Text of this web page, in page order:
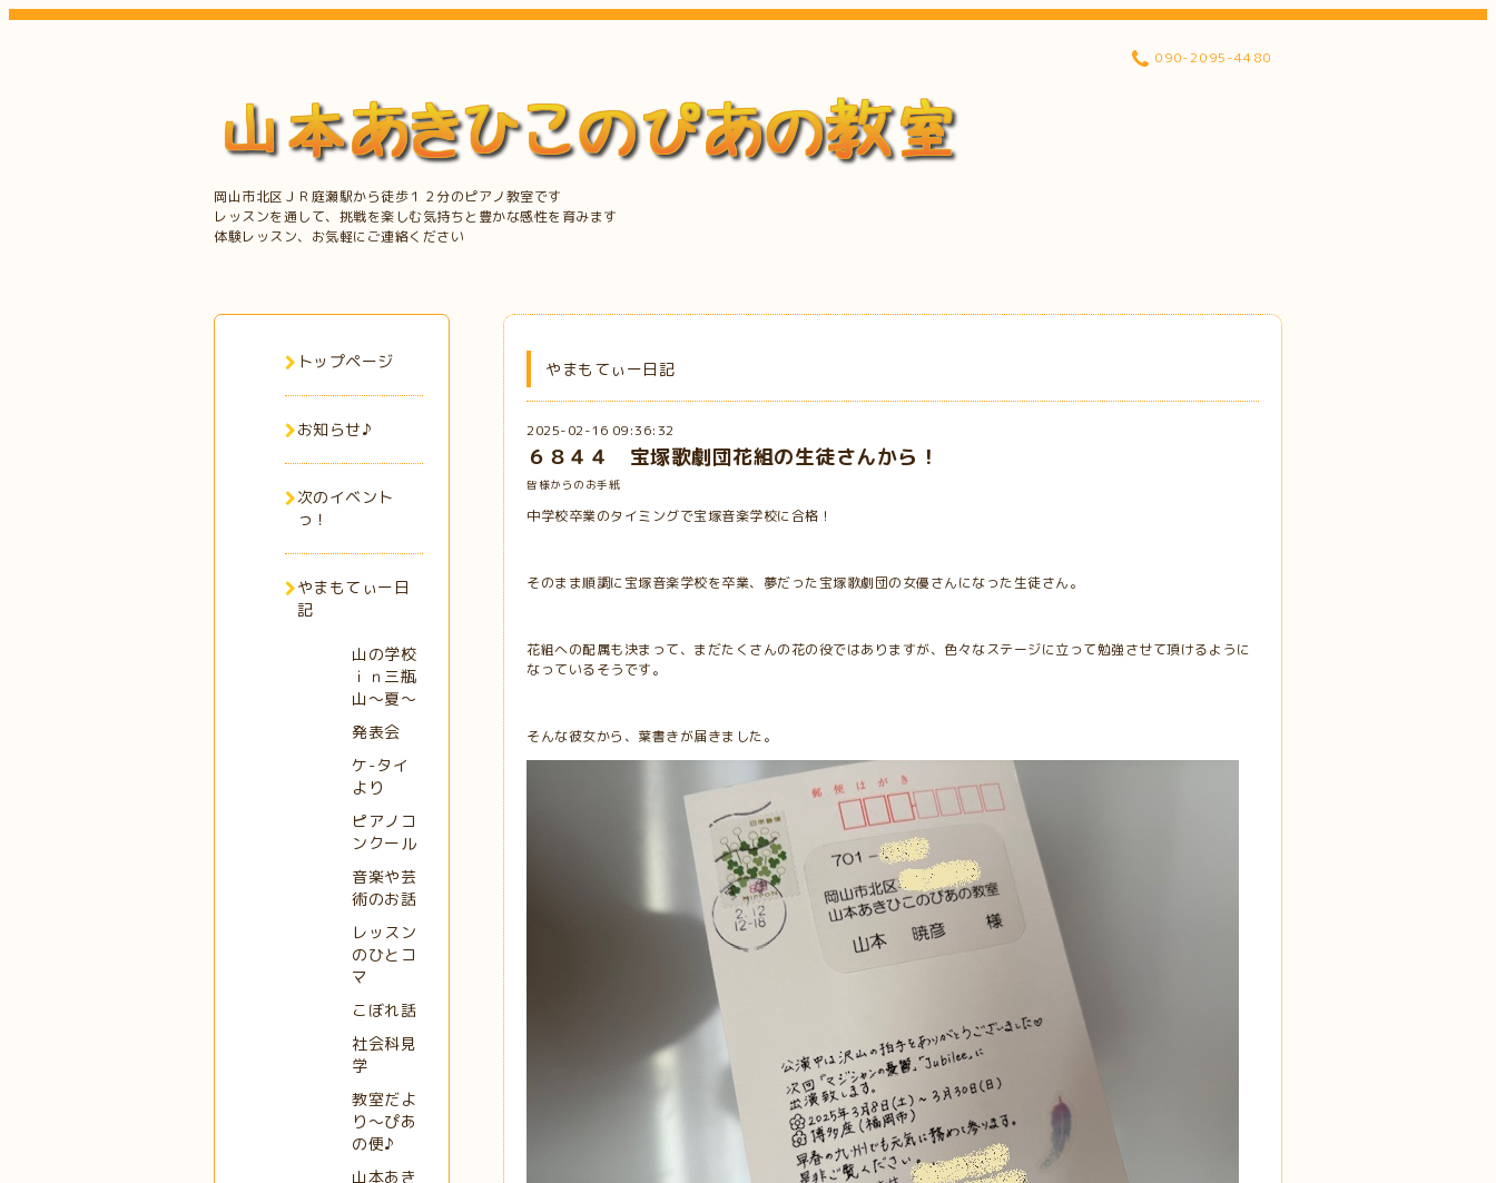
岡山市北区ＪＲ庭瀬駅から徒歩１２分のピアノ教室です
レッスンを通して、挑戦を楽しむ気持ちと豊かな感性を育みます
体験レッスン、お気軽にご連絡ください
090-2095-4480
やまもてぃー日記
2025-02-16 09:36:32
６８４４ 宝塚歌劇団花組の生徒さんから！
皆様からのお手紙
中学校卒業のタイミングで宝塚音楽学校に合格！
そのまま順調に宝塚音楽学校を卒業、夢だった宝塚歌劇団の女優さんになった生徒さん。
花組への配属も決まって、まだたくさんの花の役ではありますが、色々なステージに立って勉強させて頂けるように
なっているそうです。
そんな彼女から、葉書きが届きました。
トップページ
お知らせ♪
次のイベント
っ！
やまもてぃー日
記
山の学校
ｉｎ三瓶
山～夏～
発表会
ケ-タイ
より
ピアノコ
ンクール
音楽や芸
術のお話
レッスン
のひとコ
マ
こぼれ話
社会科見
学
教室だよ
り～ぴあ
の便♪
山本あき